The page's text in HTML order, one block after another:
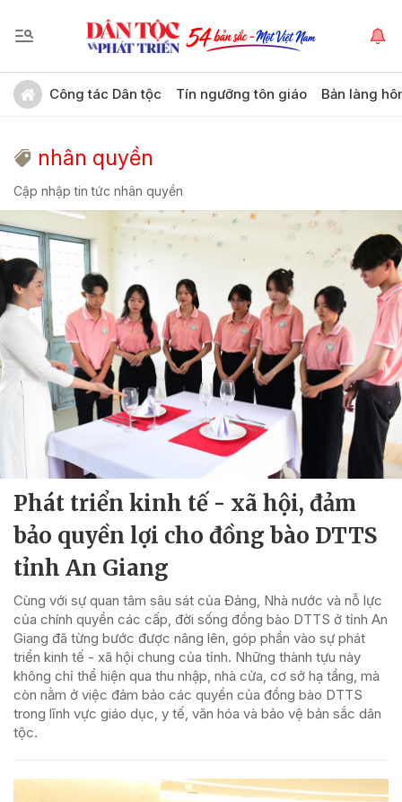
Công tác Dân tộc Tín ngưỡng tôn giáo Bản làng
nhân quyền
Cập nhập tin tức nhân quyền
Phát triển kinh tế - xã hội, đảm
bảo quyền lợi cho đồng bào DTTS
tỉnh An Giang
Cùng với sự quan tâm sâu sát của Đảng, Nhà nước và nỗ lực
của chính quyền các cấp, đời sống đồng bào DTTS ở tỉnh An
Giang đã từng bước được nâng lên, góp phần vào sự phát
triển kinh tế - xã hội chung của tỉnh. Những thành tựu này
không chỉ thể hiện qua thu nhập, nhà cửa, cơ sở hạ tầng, mà
còn nằm ở việc đảm bảo các quyền của đồng bào DTTS
trong lĩnh vực giáo dục, y tế, văn hóa và bảo vệ bản sắc dân
tộc.